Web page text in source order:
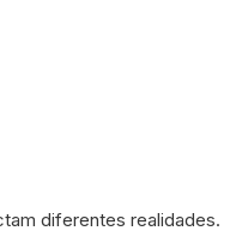
diferentes realidades.